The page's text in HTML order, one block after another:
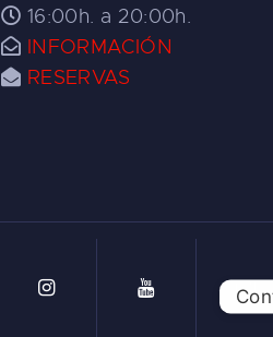
16:00h. a 20:00h.
INFORMACIÓN
RESERVAS